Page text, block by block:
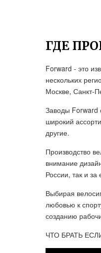
ГДЕ
Forward - это
нескольких
Москве, Санкт-
Заводы Forward
широкий
другие.
Производство
внимание
России, так и
Выбирая
любовью к
созданию
ЧТО БРАТЬ